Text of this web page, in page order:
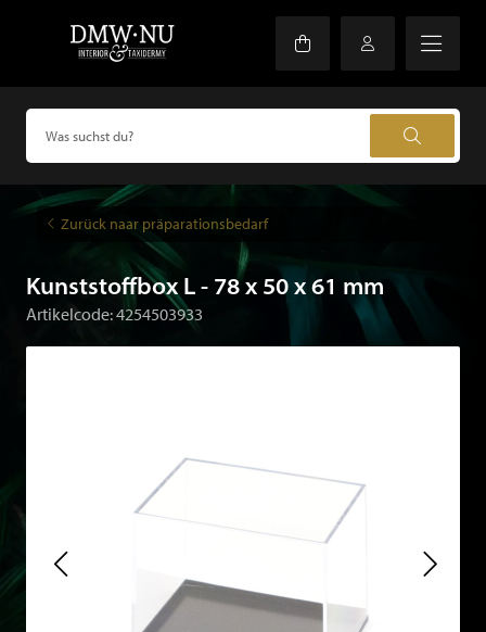
Zurück naar präparationsbedarf
Kunststoffbox L - 78 x 50 x 61 mm
Artikelcode: 4254503933